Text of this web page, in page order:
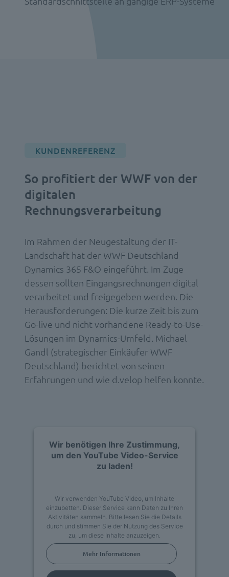
KUNDENREFERENZ
So profitiert der WWF von der
digitalen
Rechnungsverarbeitung
Im Rahmen der Neugestaltung der IT-
Landschaft hat der WWF Deutschland
Dynamics 365 F&O eingeführt. Im Zuge
dessen sollten Eingangsrechnungen digital
verarbeitet und freigegeben werden. Die
Herausforderungen: Die kurze Zeit bis zum
Go-live und nicht vorhandene Ready-to-Use-
Lösungen im Dynamics-Umfeld. Michael
Gandl (strategischer Einkäufer WWF
Deutschland) berichtet von seinen
Erfahrungen und wie d.velop helfen konnte.
Wir benötigen Ihre Zustimmung,
um den YouTube Video-Service
zu laden!
Wir verwenden YouTube Video, um Inhalte
einzubetten. Dieser Service kann Daten zu Ihren
Aktivitäten sammeln. Bitte lesen Sie die Details
durch und stimmen Sie der Nutzung des Service
zu, um diese Inhalte anzuzeigen.
Mehr Informationen